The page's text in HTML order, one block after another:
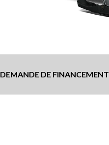
DEMANDE DE FINANCEMENT